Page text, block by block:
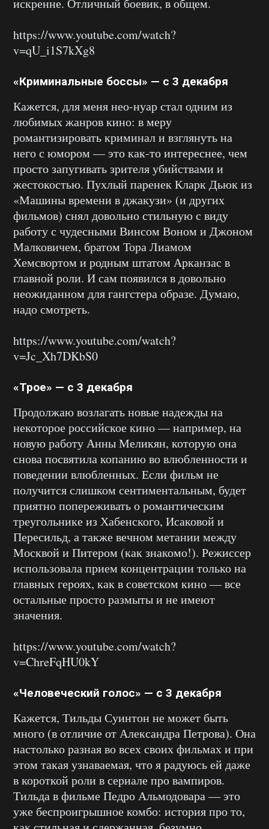
https://www.youtube.com/watch?
v=qU_i1S7kXg8
«Криминальные боссы» — с 3 декабря
Кажется, для меня нео-нуар стал одним из
любимых жанров кино: в меру
романтизировать криминал и взглянуть на
него с юмором — это как-то интереснее, чем
просто запугивать зрителя убийствами и
жестокостью. Пухлый паренек Кларк Дьюк из
«Машины времени в джакузи» (и других
фильмов) снял довольно стильную с виду
работу с чудесными Винсом Воном и Джоном
Малковичем, братом Тора Лиамом
Хемсвортом и родным штатом Арканзас в
главной роли. И сам появился в довольно
неожиданном для гангстера образе. Думаю,
надо смотреть.
https://www.youtube.com/watch?
v=Jc_Xh7DKbS0
«Трое» — с 3 декабря
Продолжаю возлагать новые надежды на
некоторое российское кино — например, на
новую работу Анны Меликян, которую она
снова посвятила копанию во влюбленности и
поведении влюбленных. Если фильм не
получится слишком сентиментальным, будет
приятно попереживать о романтическим
треугольнике из Хабенского, Исаковой и
Пересильд, а также вечном метании между
Москвой и Питером (как знакомо!). Режиссер
использовала прием концентрации только на
главных героях, как в советском кино — все
остальные просто размыты и не имеют
значения.
https://www.youtube.com/watch?
v=ChreFqHU0kY
«Человеческий голос» — с 3 декабря
Кажется, Тильды Суинтон не может быть
много (в отличие от Александра Петрова). Она
настолько разная во всех своих фильмах и при
этом такая узнаваемая, что я радуюсь ей даже
в короткой роли в сериале про вампиров.
Тильда в фильме Педро Альмодовара — это
уже беспроигрышное комбо: история про то,